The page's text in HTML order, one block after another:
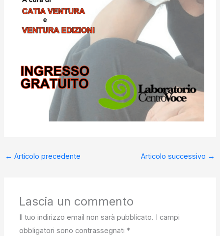
← Articolo precedente Articolo successivo →
Lascia un commento
Il tuo indirizzo email non sarà pubblicato. I campi
obbligatori sono contrassegnati*